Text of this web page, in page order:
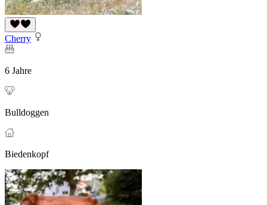
Cherry
6 Jahre
Bulldoggen
Biedenkopf